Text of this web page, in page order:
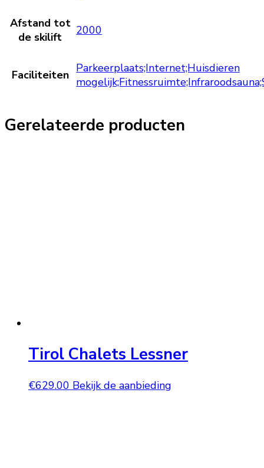
Afstand tot
de skilift
2000
Faciliteiten Parkeerplaats;Internet;Huisdieren
Gerelateerde producten
Tirol Chalets Lessner
€629.00 Bekijk de aanbieding